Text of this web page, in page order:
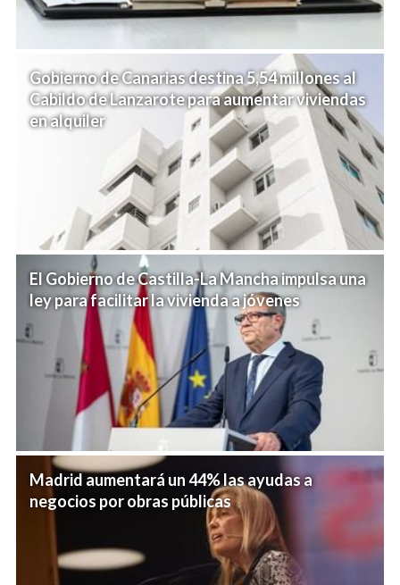
Gobierno de Canarias destina 5,54 millones al
Cabildo de Lanzarote para aumentar viviendas
en alquiler
El Gobierno de Castilla-La Mancha impulsa una
ley para facilitar la vivienda a jóvenes
Madrid aumentará un 44% las ayudas a
negocios por obras públicas